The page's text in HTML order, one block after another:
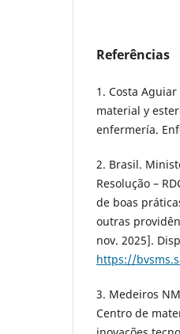
Referências
1. Costa
material y
enfermería.
2. Brasil.
Resolução –
de boas
outras
nov. 2025].
https://
3. Medeiros
Centro de